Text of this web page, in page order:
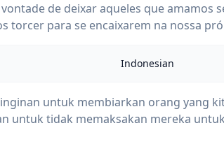
de deixar aqueles que amamos
torcer para se encaixarem na nossa
Indonesian
untuk membiarkan orang yang
untuk tidak memaksakan mereka